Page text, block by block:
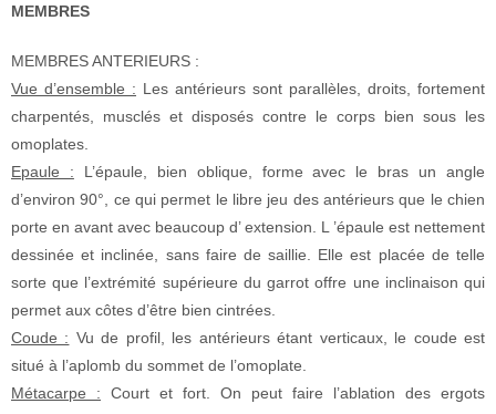
MEMBRES
MEMBRES ANTERIEURS :
Vue d’ensemble : Les antérieurs sont parallèles, droits, fortement
charpentés, musclés et disposés contre le corps bien sous les
omoplates.
Epaule : L’épaule, bien oblique, forme avec le bras un angle
d’environ 90°, ce qui permet le libre jeu des antérieurs que le chien
porte en avant avec beaucoup d’ extension. L ’épaule est nettement
dessinée et inclinée, sans faire de saillie. Elle est placée de telle
sorte que l’extrémité supérieure du garrot offre une inclinaison qui
permet aux côtes d’être bien cintrées.
Coude : Vu de profil, les antérieurs étant verticaux, le coude est
situé à l’aplomb du sommet de l’omoplate.
Métacarpe : Court et fort. On peut faire l’ablation des ergots